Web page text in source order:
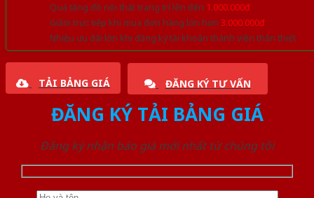
Quà tặng đồ nội thất trang trí lên đến 1.000.000đ
Giảm trực tiếp khi mua đơn hàng lớn hơn 3.000.000đ
Nhiều ưu đãi lớn khi đăng ký tài khoản thành viên thân thiết
TẢI BẢNG GIÁ ĐĂNG KÝ TƯ VẤN
ĐĂNG KÝ TẢI BẢNG GIÁ
Đăng ký nhận báo giá mới nhất từ chúng tôi